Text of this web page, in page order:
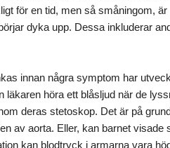
för en tid, men så småningom,
dyka upp. Dessa inkluderar
innan några symptom har
läkaren höra ett blåsljud när de
deras stetoskop. Det är på
av aorta. Eller, kan barnet visade
kan blodtryck i armarna vara